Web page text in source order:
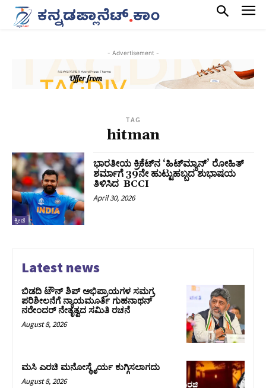
- Advertisement -
TAG
hitman
ಕ್ರೀಡೆ
ಭಾರತೀಯ ಕ್ರಿಕೆಟ್‌ನ ‘ಹಿಟ್‌ಮ್ಯಾನ್’ ರೋಹಿತ್
ಶರ್ಮಾಗೆ 39ನೇ ಹುಟ್ಟುಹಬ್ಬದ ಶುಭಾಷಯ
ತಿಳಿಸಿದ BCCI
April 30, 2026
Latest news
ಬಿಡದಿ ಟೌನ್ ಶಿಪ್ ಅಭಿಪ್ರಾಯಗಳ ಸಮಗ್ರ
ಪರಿಶೀಲನೆಗೆ ನ್ಯಾಯಮೂರ್ತಿ ಗುಹನಾಥನ್
ನರೇಂದರ್ ನೇತೃತ್ವದ ಸಮಿತಿ ರಚನೆ
August 8, 2026
ಮಸಿ ಎರಚಿ ಮನೋಸ್ಥೈರ್ಯ ಕುಗ್ಗಿಸಲಾಗದು
August 8, 2026